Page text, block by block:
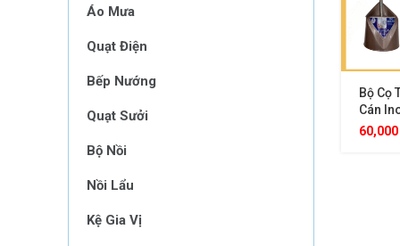
Áo Mưa
Quạt Điện
Bếp Nướng
Quạt Sưởi
Bộ Nồi
Nồi Lẩu
Kệ Gia Vị
Bộ Cọ
Cán
Lông
60,000